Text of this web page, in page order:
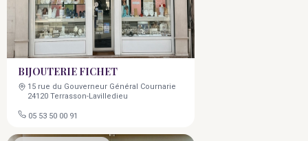
BIJOUTERIE FICHET
15 rue du Gouverneur Général Cournarie
24120 Terrasson-Lavilledieu
05 53 50 00 91